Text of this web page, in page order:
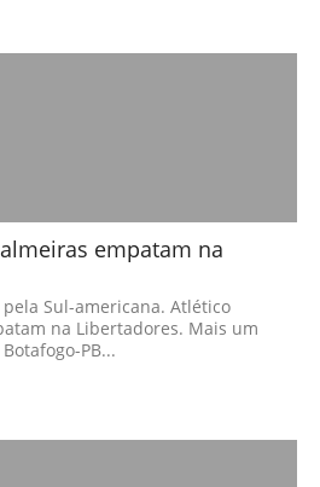
empatam na
pela Sul-americana. Atlético
na Libertadores. Mais um
PB...